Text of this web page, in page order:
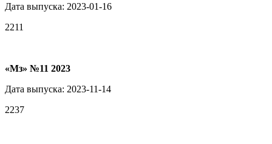
Дата выпуска: 2023-01-16
2211
«Мз» №11 2023
Дата выпуска: 2023-11-14
2237